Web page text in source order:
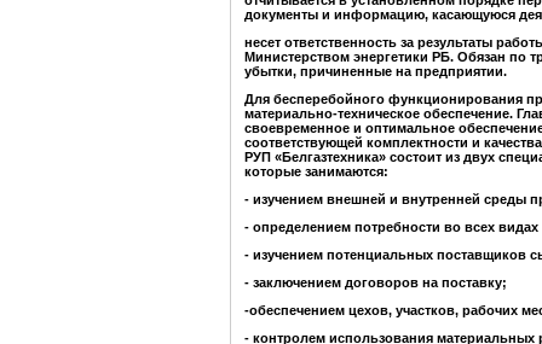
документы и информацию, касающуюся
несет ответственность за результаты
Министерством энергетики РБ. Обязан по
убытки, причиненные на предприятии.
Для бесперебойного функционирования
материально-техническое обеспечение.
своевременное и оптимальное
соответствующей комплектности и
РУП «Белгазтехника» состоит из двух
которые занимаются:
- изучением внешней и внутренней среды
- определением потребности во всех
- изучением потенциальных поставщиков
- заключением договоров на поставку;
-обеспечением цехов, участков, рабочих
- контролем использования материальных